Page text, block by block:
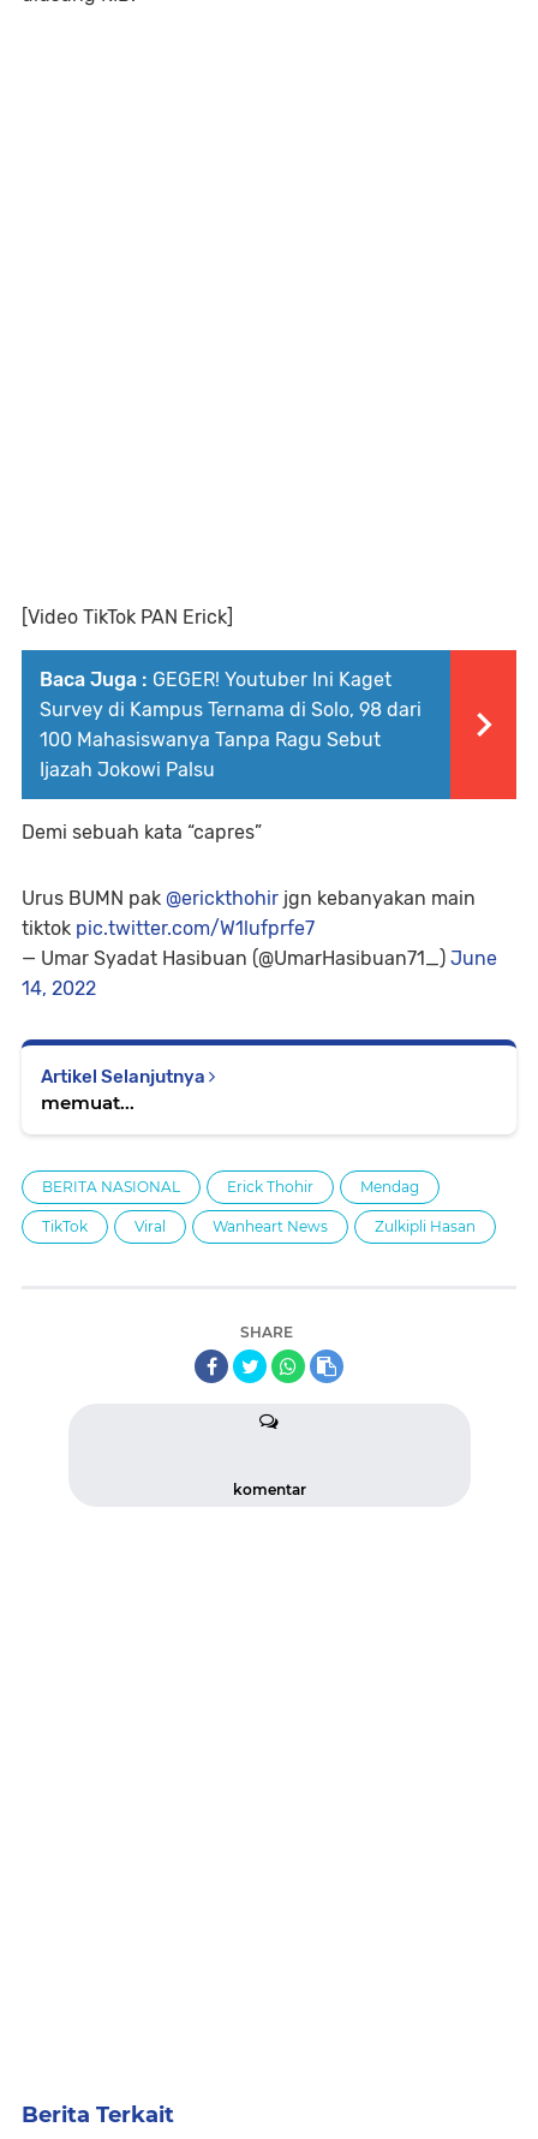
[Video TikTok PAN Erick]
Baca Juga : GEGER! Youtuber Ini Kaget
Survey di Kampus Ternama di Solo, 98 dari
100 Mahasiswanya Tanpa Ragu Sebut
Ijazah Jokowi Palsu
Demi sebuah kata “capres”
Urus BUMN pak @erickthohir jgn kebanyakan main
tiktok pic.twitter.com/W1lufprfe7
— Umar Syadat Hasibuan (@UmarHasibuan71_) June
14, 2022
Artikel Selanjutnya
memuat...
BERITA NASIONAL Erick Thohir Mendag
TikTok Viral Wanheart News Zulkipli Hasan
SHARE
komentar
Berita Terkait